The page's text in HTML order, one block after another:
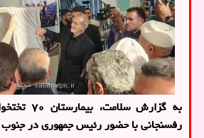
به گزارش
رفسنجانی با حضور رئیس جمهوری در جنوب